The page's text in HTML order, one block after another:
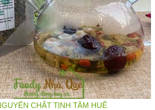
CHẤT TỊNH TÂM HUẾ